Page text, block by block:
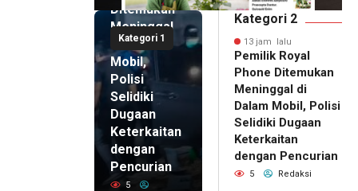
Kategori 1
Ditemukan
Meninggal
di Dalam
Mobil,
Polisi
Selidiki
Dugaan
Keterkaitan
dengan
Pencurian
5
Kategori 2
13 jam lalu
Pemilik Royal
Phone Ditemukan
Meninggal di
Dalam Mobil, Polisi
Selidiki Dugaan
Keterkaitan
dengan Pencurian
5 Redaksi